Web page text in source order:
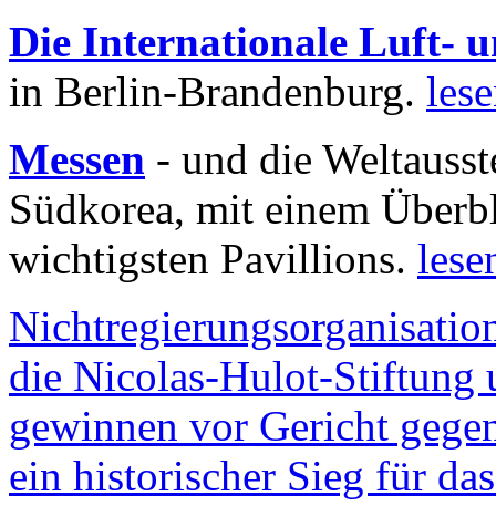
Die Internationale Luft-
in Berlin-Brandenburg.
Messen - und die
Südkorea, mit einem
wichtigsten Pavillions.
die Nicolas-Hulot-Stiftung
gewinnen vor Gericht
ein historischer Sieg für